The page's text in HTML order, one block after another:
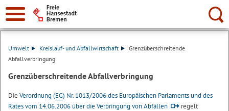
Suche:
Umwelt Kreislauf- und Abfallwirtschaft
Grenzüberschreitende
Abfallverbringung
Grenzüberschreitende Abfallverbringung
Die Verordnung (EG) Nr. 1013/2006 des Europäischen Parlaments und des
Rates vom 14.06.2006 über die Verbringung von Abfällen
regelt